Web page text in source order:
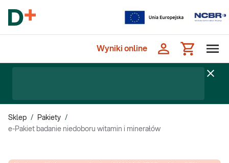
Wyniki online
Sklep / Pakiety /
e-Pakiet badanie niedoboru witamin i minerałów